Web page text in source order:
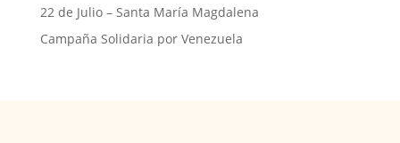
22 de Julio – Santa María Magdalena
Campaña Solidaria por Venezuela